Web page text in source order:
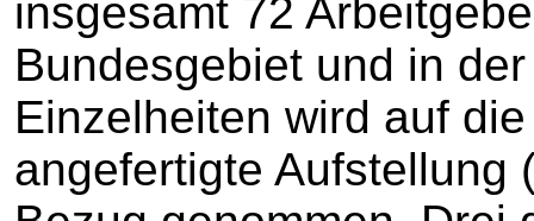
insgesamt 72
Bundesgebiet und in
Einzelheiten wird auf
angefertigte Aufstellung